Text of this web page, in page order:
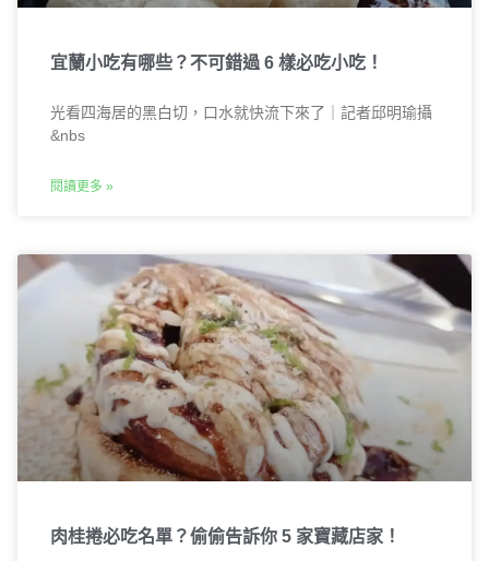
宜蘭小吃有哪些？不可錯過 6 樣必吃小吃！
光看四海居的黑白切，口水就快流下來了｜記者邱明瑜攝
&nbs
閱讀更多 »
肉桂捲必吃名單？偷偷告訴你 5 家寶藏店家！